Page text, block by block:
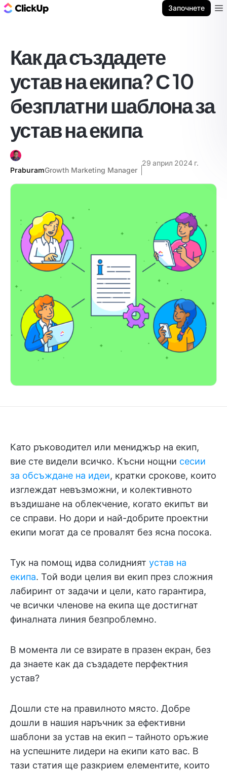
Започнете
Как да създадете
устав на екипа? С 10
безплатни шаблона за
устав на екипа
PraburamGrowth Marketing Manager
29 април 2024 г.
Като ръководител или мениджър на екип,
вие сте видели всичко. Късни нощни сесии
за обсъждане на идеи, кратки срокове, които
изглеждат невъзможни, и колективното
въздишане на облекчение, когато екипът ви
се справи. Но дори и най-добрите проектни
екипи могат да се провалят без ясна посока.
Тук на помощ идва солидният устав на
екипа. Той води целия ви екип през сложния
лабиринт от задачи и цели, като гарантира,
че всички членове на екипа ще достигнат
финалната линия безпроблемно.
В момента ли се взирате в празен екран, без
да знаете как да създадете перфектния
устав?
Дошли сте на правилното място. Добре
дошли в нашия наръчник за ефективни
шаблони за устав на екип – тайното оръжие
на успешните лидери на екипи като вас. В
тази статия ще разкрием елементите, които